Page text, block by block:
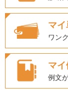
マ
ワン
マ
例文